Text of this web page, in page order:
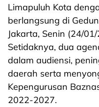
Limapuluh Kota
berlangsung di
Jakarta, Senin (24/
Setidaknya, dua
dalam audiensi,
daerah serta
Kepengurusan
2022-2027.